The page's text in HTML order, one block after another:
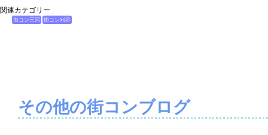
関連カテゴリー
街コン三河 街コン刈谷
その他の街コンブログ